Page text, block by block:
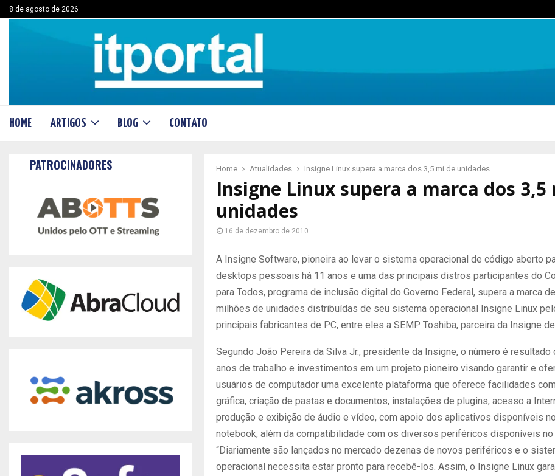
8 de agosto de 2026
HOME ARTIGOS BLOG CONTATO
Home Atualidades Insigne Linux supera a marca dos 3,5 mi de unidades
Insigne Linux supera a marca dos 3,5
unidades
16 de dezembro de 2010
A Insigne Software, pioneira ao levar o sistema operacional de código aberto
desktops pessoais há 11 anos e uma das principais distros participantes do
para Todos, programa de inclusão digital do Governo Federal, supera a marca
milhões de unidades distribuídas de seu sistema operacional Insigne Linux
principais fabricantes de PC, entre eles a SEMP Toshiba, parceira da Insigne
Segundo João Pereira da Silva Jr., presidente da Insigne, o número é resultado
anos de trabalho e investimentos em um projeto pioneiro visando garantir e
usuários de computador uma excelente plataforma que oferece facilidades
gráfica, criação de pastas e documentos, instalações de plugins, acesso a
produção e exibição de áudio e vídeo, com apoio dos aplicativos disponíveis
notebook, além da compatibilidade com os diversos periféricos disponíveis no
“Diariamente são lançados no mercado dezenas de novos periféricos e o
operacional necessita estar pronto para recebê-los. Assim, o Insigne Linux
PATROCINADORES